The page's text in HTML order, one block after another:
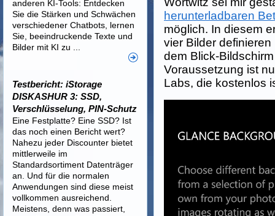
herunterladbaren
möglich. In diesem
vier Bilder
dem Blick-
Voraussetzung ist
Labs, die kostenlos
anderen KI-Tools: Entdecken
Sie die Stärken und Schwächen
verschiedener Chatbots, lernen
Sie, beeindruckende Texte und
Bilder mit KI zu ...
Testbericht: iStorage
DISKASHUR 3: SSD,
Verschlüsselung, PIN-Schutz
Eine Festplatte? Eine SSD? Ist
das noch einen Bericht wert?
Nahezu jeder Discounter bietet
mittlerweile im
Standardsortiment Datenträger
an. Und für die normalen
Anwendungen sind diese meist
vollkommen ausreichend.
Meistens, denn was passiert,